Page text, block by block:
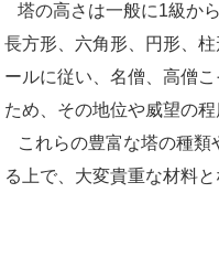
塔の高さは一般に1級か
長方形、六角形、円形、
ールに従い、名僧、高僧
ため、その地位や威望の
これらの豊富な塔の種類
る上で、大変貴重な材料と